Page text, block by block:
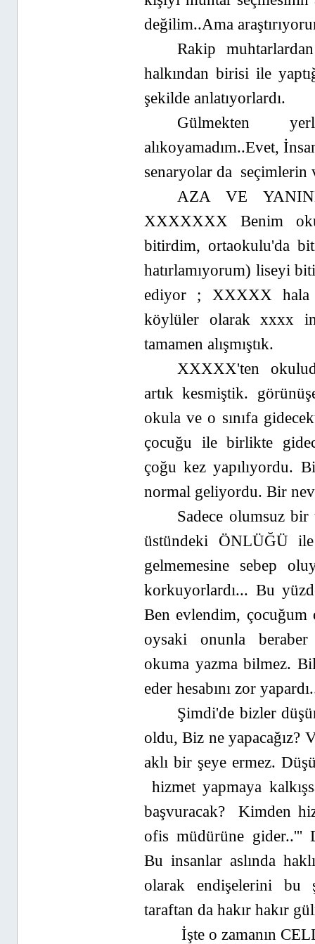
değilim..Ama
Rakip
halkından birisi ile
şekilde anlatıyorlardı.
Gülmekten
alıkoyamadım..Evet,
senaryolar da seçimlerin
AZA VE
XXXXXXX Benim
bitirdim, ortaokulu'da
hatırlamıyorum) liseyi
ediyor ; XXXXX hala
köylüler olarak xxxx in
tamamen alışmıştık.
XXXXX'ten
artık kesmiştik.
okula ve o sınıfa
çocuğu ile birlikte
çoğu kez yapılıyordu.
normal geliyordu. Bir
Sadece olumsuz
üstündeki ÖNLÜĞÜ
gelmemesine sebep
korkuyorlardı... Bu
Ben evlendim,
oysaki onunla
okuma yazma bilmez.
eder hesabını zor
Şimdi'de bizler
oldu, Biz ne yapacağız?
aklı bir şeye ermez.
hizmet yapmaya
başvuracak? Kimden
ofis müdürüne gider..'''
Bu insanlar aslında
olarak endişelerini bu
taraftan da hakır hakır
İşte o zamanın